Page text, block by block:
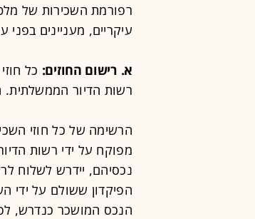
רפורמת השכירות של
עיקריים, מעניינים
א. רישום החוזים: כל
רשות הדיור
הרשימה של כל חוזי
מפוקח על ידי רשות
נכסיהם, יידרש לשלוח
הפיקדון ששולם על ידי